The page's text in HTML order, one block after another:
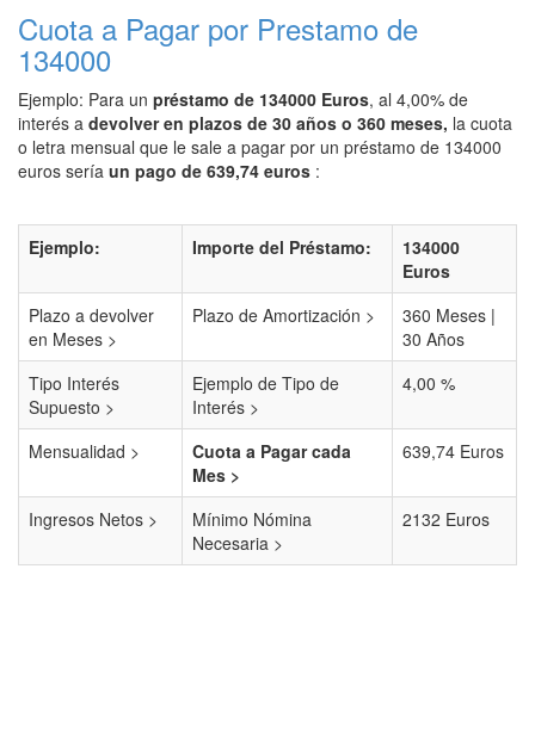
Cuota a Pagar por Prestamo de
134000
Ejemplo: Para un préstamo de 134000 Euros, al 4,00% de
interés a devolver en plazos de 30 años o 360 meses, la cuota
o letra mensual que le sale a pagar por un préstamo de 134000
euros sería un pago de 639,74 euros :
Ejemplo: Importe del Préstamo:
134000
Euros
Plazo a devolver
en Meses >
Plazo de Amortización >
360 Meses |
30 Años
Tipo Interés
Supuesto >
Ejemplo de Tipo de
Interés >
4,00 %
Mensualidad >
Cuota a Pagar cada
Mes >
639,74 Euros
Ingresos Netos >
Mínimo Nómina
Necesaria >
2132 Euros